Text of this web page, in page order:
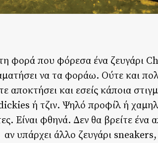
φορά που φόρεσα ένα ζευγάρι
να τα φοράω. Ούτε και
αποκτήσει και εσείς κάποια
ή τζιν. Ψηλό προφίλ ή
Είναι φθηνά. Δεν θα βρείτε ένα
υπάρχει άλλο ζευγάρι